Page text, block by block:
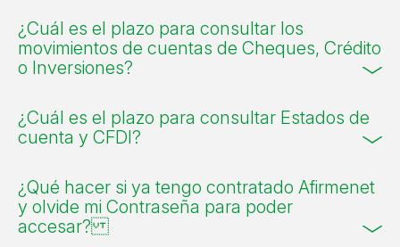
¿Cuál es el plazo para consultar los
movimientos de cuentas de Cheques, Crédito
o Inversiones?
¿Cuál es el plazo para consultar Estados de
cuenta y CFDI?
¿Qué hacer si ya tengo contratado Afirmenet
y olvide mi Contraseña para poder
accesar?